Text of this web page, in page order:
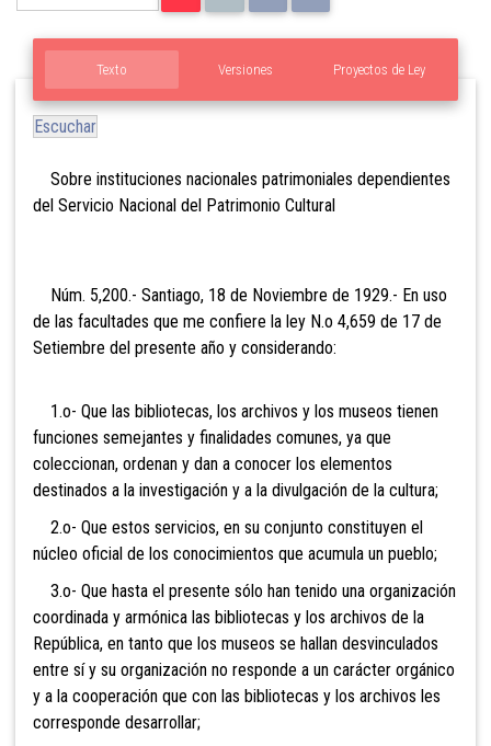
Texto Versiones Proyectos de Ley
Escuchar
Sobre instituciones nacionales patrimoniales dependientes
del Servicio Nacional del Patrimonio Cultural
Núm. 5,200.- Santiago, 18 de Noviembre de 1929.- En uso
de las facultades que me confiere la ley N.o 4,659 de 17 de
Setiembre del presente año y considerando:
1.o- Que las bibliotecas, los archivos y los museos tienen
funciones semejantes y finalidades comunes, ya que
coleccionan, ordenan y dan a conocer los elementos
destinados a la investigación y a la divulgación de la cultura;
2.o- Que estos servicios, en su conjunto constituyen el
núcleo oficial de los conocimientos que acumula un pueblo;
3.o- Que hasta el presente sólo han tenido una organización
coordinada y armónica las bibliotecas y los archivos de la
República, en tanto que los museos se hallan desvinculados
entre sí y su organización no responde a un carácter orgánico
y a la cooperación que con las bibliotecas y los archivos les
corresponde desarrollar;